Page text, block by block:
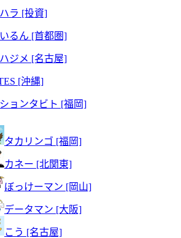
ラ [投資]
るん [首都圏]
ジメ [名古屋]
[沖縄]
ョンタビト [福岡]
タカリンゴ [福岡]
カネー [北関東]
ぼっけーマン [岡山]
データマン [大阪]
こう [名古屋]